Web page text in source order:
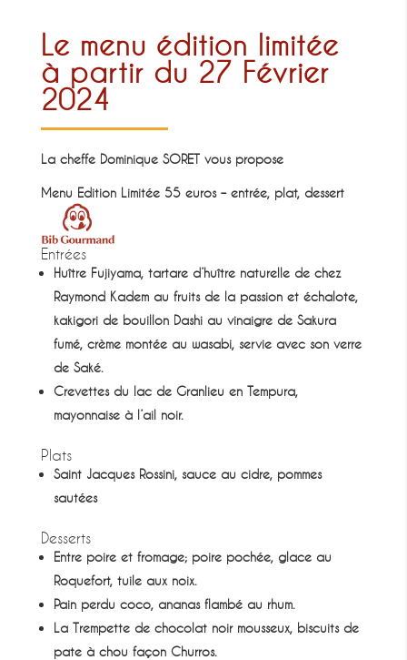
Le menu édition limitée
à partir du 27 Février
2024
La cheffe Dominique SORET vous propose
Menu Edition Limitée 55euros – entrée, plat, dessert
Entrées
Huître Fujiyama, tartare d’huître naturelle de chez
Raymond Kadem au fruits de la passion et échalote,
kakigori de bouillon Dashi au vinaigre de Sakura
fumé, crème montée au wasabi, servie avec son verre
de Saké.
Crevettes du lac de Granlieu en Tempura,
mayonnaise à l’ail noir.
Plats
Saint Jacques Rossini, sauce au cidre, pommes
sautées
Desserts
Entre poire et fromage; poire pochée, glace au
Roquefort, tuile aux noix.
Pain perdu coco, ananas flambé au rhum.
La Trempette de chocolat noir mousseux, biscuits de
pate à chou façon Churros.